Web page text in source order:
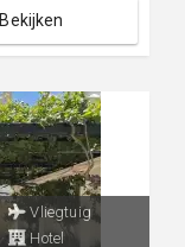
Bekijken
Vliegtuig
Hotel